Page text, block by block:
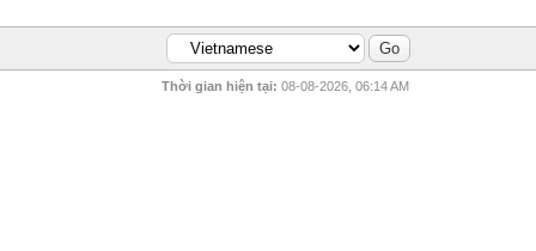
Thời gian hiện tại: 08-08-2026, 06:14 AM